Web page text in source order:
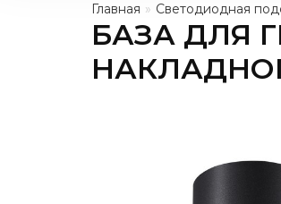
Главная Светодиодная
БАЗА ДЛЯ